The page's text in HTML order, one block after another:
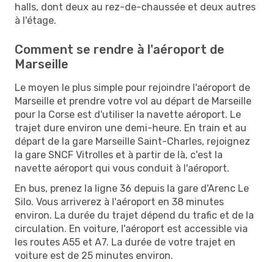
halls, dont deux au rez-de-chaussée et deux autres
à l'étage.
Comment se rendre à l'aéroport de
Marseille
Le moyen le plus simple pour rejoindre l'aéroport de
Marseille et prendre votre vol au départ de Marseille
pour la Corse est d'utiliser la navette aéroport. Le
trajet dure environ une demi-heure. En train et au
départ de la gare Marseille Saint-Charles, rejoignez
la gare SNCF Vitrolles et à partir de là, c'est la
navette aéroport qui vous conduit à l'aéroport.
En bus, prenez la ligne 36 depuis la gare d'Arenc Le
Silo. Vous arriverez à l'aéroport en 38 minutes
environ. La durée du trajet dépend du trafic et de la
circulation. En voiture, l'aéroport est accessible via
les routes A55 et A7. La durée de votre trajet en
voiture est de 25 minutes environ.